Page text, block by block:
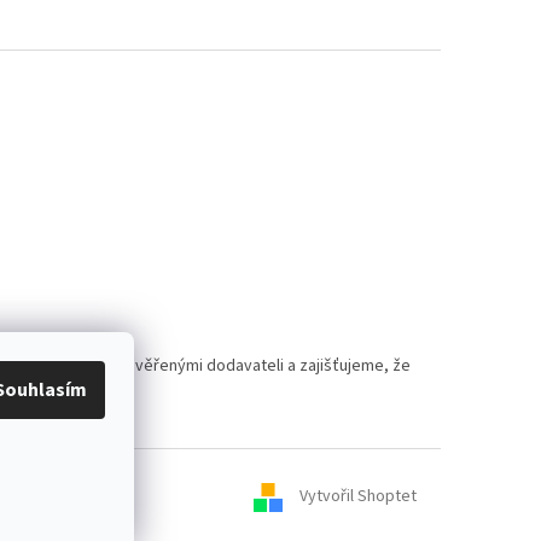
s prověřenými dodavateli a zajišťujeme, že
Vytvořil Shoptet